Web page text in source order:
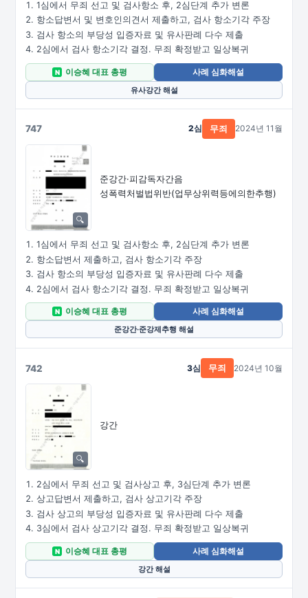
1심에서 무죄 선고 및 검사항소 후, 2심단계 추가 변론
항소답변서 및 변호인의견서 제출하고, 검사 항소기각 주장
검사 항소의 부당성 입증자료 및 유사판례 다수 제출
2심에서 검사 항소기각 결정. 무죄 확정받고 일상복귀
N 이승혜 대표 총평
사례 심화해설
유사강간 해설
747
준강간·피감독자간음
성폭력처벌법위반(업무상위력등에의한추행)
2심 무죄 2024년 11월
1심에서 무죄 선고 및 검사항소 후, 2심단계 추가 변론
항소답변서 제출하고, 검사 항소기각 주장
검사 항소의 부당성 입증자료 및 유사판례 다수 제출
2심에서 검사 항소기각 결정. 무죄 확정받고 일상복귀
N 이승혜 대표 총평
사례 심화해설
준강간·준강제추행 해설
742
강간
3심 무죄 2024년 10월
2심에서 무죄 선고 및 검사상고 후, 3심단계 추가 변론
상고답변서 제출하고, 검사 상고기각 주장
검사 상고의 부당성 입증자료 및 유사판례 다수 제출
3심에서 검사 상고기각 결정. 무죄 확정받고 일상복귀
N 이승혜 대표 총평
사례 심화해설
강간 해설